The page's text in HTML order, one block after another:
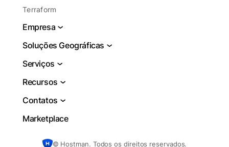
Terraform
Empresa
Denunciar abuso
Blog
Soluções Geográficas
VPS Frankfurt
VPS Alemanha
Hospedagem Web Reino Unido
Serviços
Hospedagem de Servidor VDS
Servidor para Pequenas Empresas
Recursos
Autores
Contatos
Marketplace
© Hostman. Todos os direitos reservados.